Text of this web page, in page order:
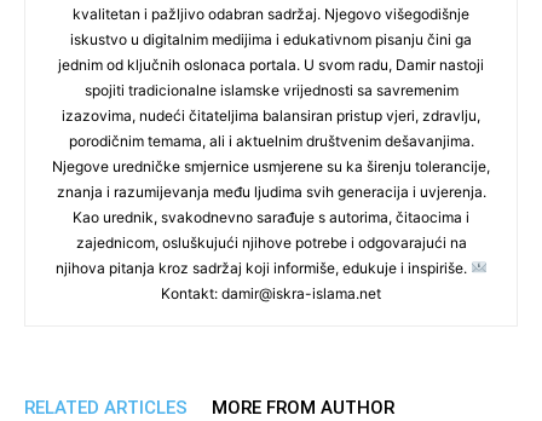
kvalitetan i pažljivo odabran sadržaj. Njegovo višegodišnje
iskustvo u digitalnim medijima i edukativnom pisanju čini ga
jednim od ključnih oslonaca portala. U svom radu, Damir nastoji
spojiti tradicionalne islamske vrijednosti sa savremenim
izazovima, nudeći čitateljima balansiran pristup vjeri, zdravlju,
porodičnim temama, ali i aktuelnim društvenim dešavanjima.
Njegove uredničke smjernice usmjerene su ka širenju tolerancije,
znanja i razumijevanja među ljudima svih generacija i uvjerenja.
Kao urednik, svakodnevno sarađuje s autorima, čitaocima i
zajednicom, osluškujući njihove potrebe i odgovarajući na
njihova pitanja kroz sadržaj koji informiše, edukuje i inspiriše.
Kontakt: damir@iskra-islama.net
RELATED ARTICLES MORE FROM AUTHOR